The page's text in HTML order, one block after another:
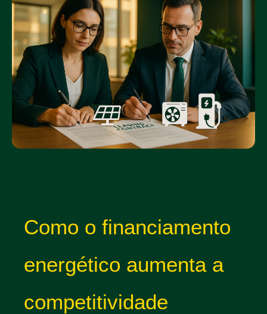
Como o financiamento
energético aumenta a
competitividade